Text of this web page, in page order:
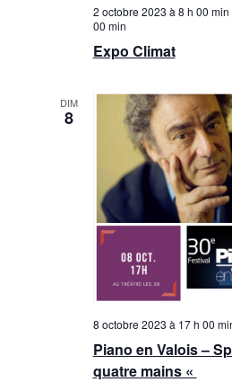
Expo Climat
2 octobre 2023 à 8 h 00 min
00 min
DIM
8
Piano en Valois –
quatre mains «
8 octobre 2023 à 17 h 00